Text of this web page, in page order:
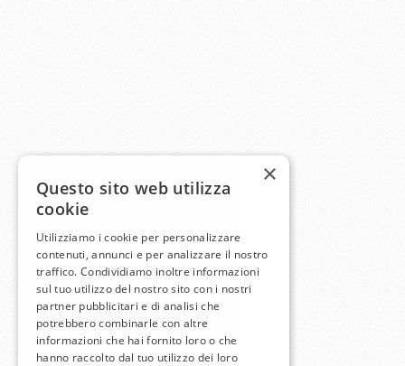
×
Questo sito web utilizza
cookie
Utilizziamo i cookie per personalizzare
contenuti, annunci e per analizzare il nostro
traffico. Condividiamo inoltre informazioni
sul tuo utilizzo del nostro sito con i nostri
partner pubblicitari e di analisi che
potrebbero combinarle con altre
informazioni che hai fornito loro o che
hanno raccolto dal tuo utilizzo dei loro